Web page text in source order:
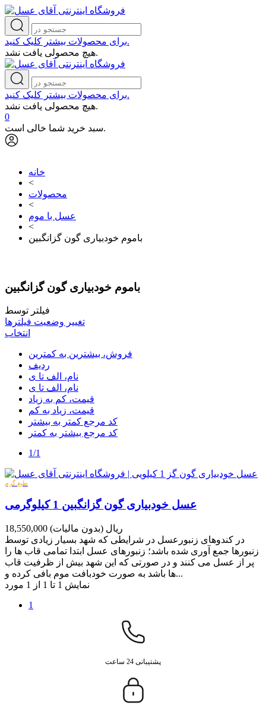
برای محصولات بیشتر کلیک کنید.
هیچ محصولی یافت نشد.
برای محصولات بیشتر کلیک کنید.
هیچ محصولی یافت نشد.
0
سبد خرید شما خالی است.
خانه
<
محصولات
<
عسل با موم
<
باموم خودبیاری گون گزانگبین
باموم خودبیاری گون گزانگبین
فیلتر توسط
تغییر وضعیت فیلترها
انتخاب
فروش، بیشترین به کمترین
ردیف
نام، الف تا ی
نام، الف تا ی
قیمت، کم به زیاد
قیمت، زیاد به کم
کد مرجع کمتر به بیشتر
کد مرجع بیشتر به کمتر
1/1
طبع گرم
عسل خودبیاری گون گزانگبین 1 کیلوگرمی
18,550,000 ریال (بدون مالیات)
در کندوهای زنبورعسل در شرایطی که شهد بسیار زیادی توسط
زنبورها جمع آوری شده باشد؛ زنبورهای عسل ابتدا تمامی قاب ها را
پر از عسل می کنند و در صورتی که این شهد بیش از ظرفیت قاب
ها باشد به صورت خودبافت موم بافی کرده و...
نمایش 1 تا 1 از 1 مورد
1
پشتیبانی 24 ساعت